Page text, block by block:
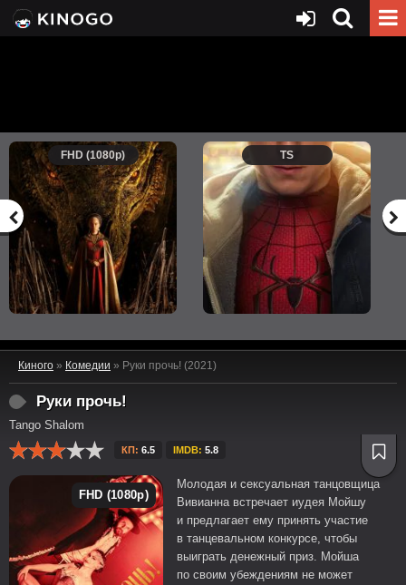
FHD (1080p) TS
Киного » Комедии » Руки прочь! (2021)
Руки прочь!
Tango Shalom
КП: 6.5 IMDB: 5.8
FHD (1080p)
Молодая и сексуальная танцовщица
Вивианна встречает иудея Мойшу
и предлагает ему принять участие
в танцевальном конкурсе, чтобы
выиграть денежный приз. Мойша
по своим убеждениям не может